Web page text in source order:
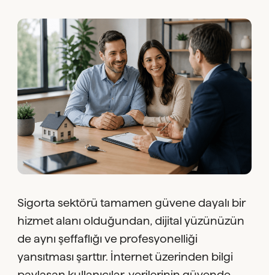
Sigorta sektörü tamamen güvene dayalı bir
hizmet alanı olduğundan, dijital yüzünüzün
de aynı şeffaflığı ve profesyonelliği
yansıtması şarttır. İnternet üzerinden bilgi